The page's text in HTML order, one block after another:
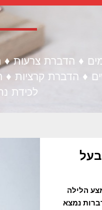
♦ הדברת צרעות ♦
♦ הדברת קרציות
לכידת
הלילה
נמצא